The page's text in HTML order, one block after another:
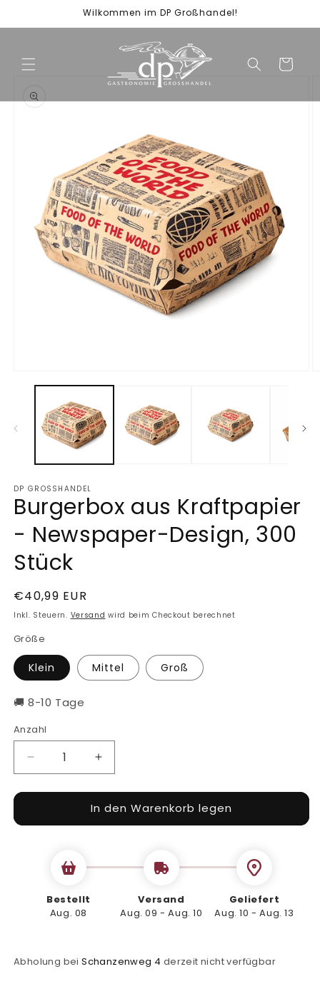
Inhalt
Wilkommen im DP Großhandel!
Warenkorb
DP GROSSHANDEL
Burgerbox aus Kraftpapier
- Newspaper-Design, 300
Stück
Normaler
Preis
€40,99 EUR
Inkl. Steuern. Versand wird beim Checkout berechnet
Größe
Klein Mittel Groß
🚚 8-10 Tage
Anzahl
Verringere
die
Menge
Burgerbox
Design,
300
Erhöhe
die
Menge
für
Burgerbox
-
Design,
In den Warenkorb legen
Bestellt
Aug. 08
Versand
Aug. 09 - Aug. 10
Geliefert
Aug. 10 - Aug. 13
Abholung beiSchanzenweg 4 derzeit nicht verfügbar